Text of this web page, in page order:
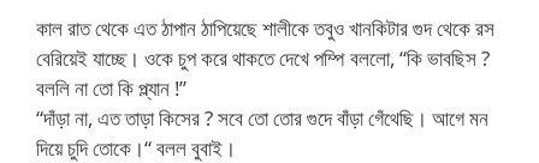
কাল রাত থেকে এত ঠাপান ঠাপিয়েছে শালীকে তবুও খানকিটার গুদ থেকে রস
বেরিয়েই যাচ্ছে। ওকে চুপ করে থাকতে দেখে পম্পি বললো, “কি ভাবছিস ?
বললি না তো কি প্ল্যান !”
“দাঁড়া না, এত তাড়া কিসের ? সবে তো তোর গুদে বাঁড়া গেঁথেছি। আগে মন
দিয়ে চুদি তোকে।“ বলল বুবাই।